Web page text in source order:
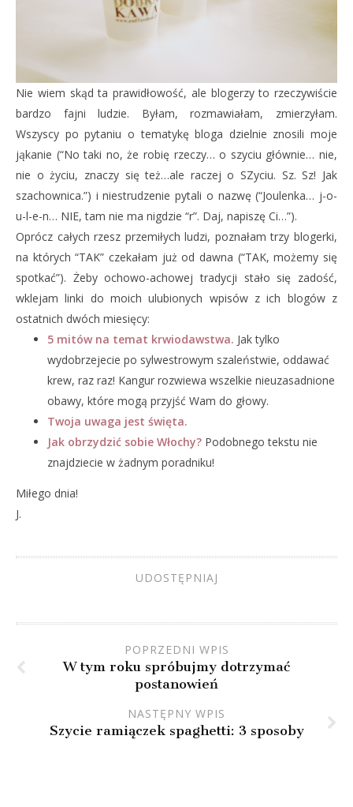
Nie wiem skąd ta prawidłowość, ale blogerzy to rzeczywiście
bardzo fajni ludzie. Byłam, rozmawiałam, zmierzyłam.
Wszyscy po pytaniu o tematykę bloga dzielnie znosili moje
jąkanie (“No taki no, że robię rzeczy… o szyciu głównie… nie,
nie o życiu, znaczy się też…ale raczej o SZyciu. Sz. Sz! Jak
szachownica.”) i niestrudzenie pytali o nazwę (“Joulenka… j-o-
u-l-e-n… NIE, tam nie ma nigdzie “r”. Daj, napiszę Ci…”).
Oprócz całych rzesz przemiłych ludzi, poznałam trzy blogerki,
na których “TAK” czekałam już od dawna (“TAK, możemy się
spotkać”). Żeby ochowo-achowej tradycji stało się zadość,
wklejam linki do moich ulubionych wpisów z ich blogów z
ostatnich dwóch miesięcy:
5 mitów na temat krwiodawstwa. Jak tylko
wydobrzejecie po sylwestrowym szaleństwie, oddawać
krew, raz raz! Kangur rozwiewa wszelkie nieuzasadnione
obawy, które mogą przyjść Wam do głowy.
Twoja uwaga jest święta.
Jak obrzydzić sobie Włochy? Podobnego tekstu nie
znajdziecie w żadnym poradniku!
Miłego dnia!
J.
UDOSTĘPNIAJ
POPRZEDNI WPIS
W tym roku spróbujmy dotrzymać
postanowień
NASTĘPNY WPIS
Szycie ramiączek spaghetti: 3 sposoby